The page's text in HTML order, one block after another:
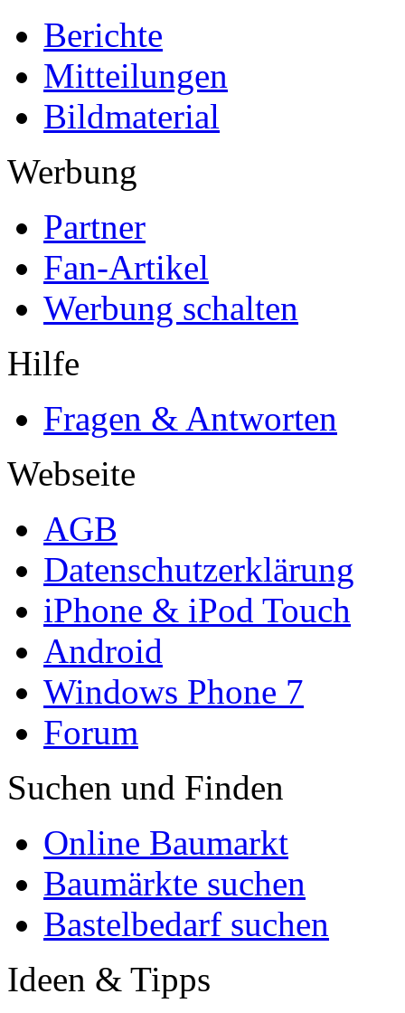
Berichte
Mitteilungen
Bildmaterial
Werbung
Partner
Fan-Artikel
Werbung schalten
Hilfe
Fragen & Antworten
Webseite
AGB
Datenschutzerklärung
iPhone & iPod Touch
Android
Windows Phone 7
Forum
Suchen und Finden
Online Baumarkt
Baumärkte suchen
Bastelbedarf suchen
Ideen & Tipps